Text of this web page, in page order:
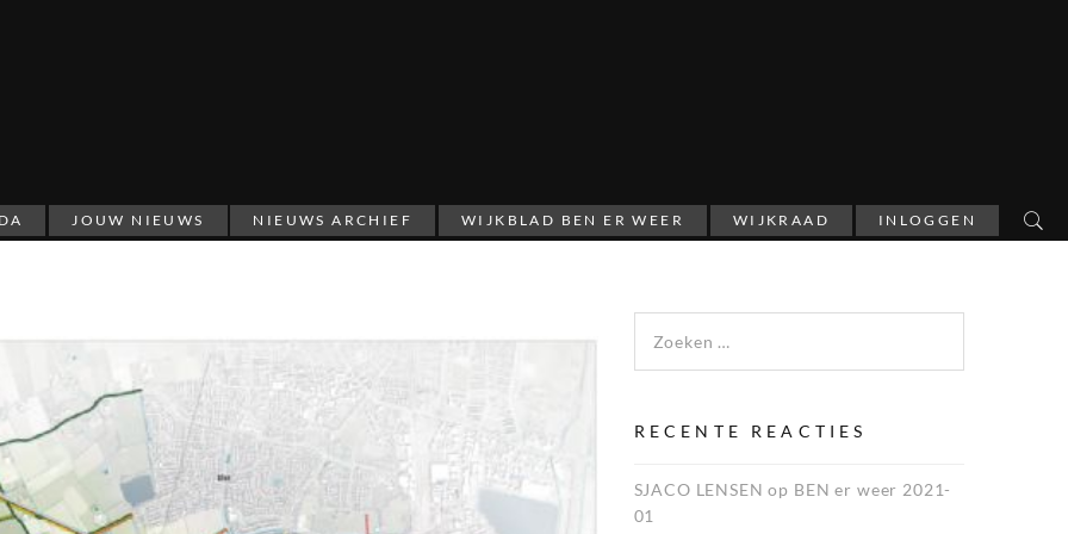
JOUW NIEUWS NIEUWS ARCHIEF WIJKBLAD BEN ER WEER WIJKRAAD INLOGGEN
RECENTE REACTIES
SJACO LENSEN op BEN er weer 2021-
01